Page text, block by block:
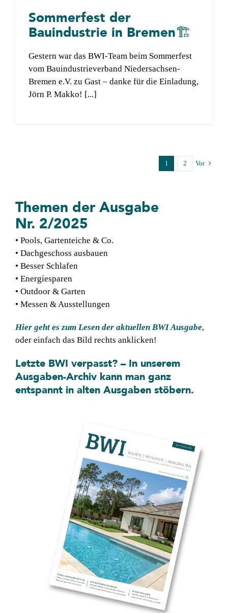
Sommerfest der
Bauindustrie in Bremen🏗️
Gestern war das BWI-Team beim Sommerfest
vom Bauindustrieverband Niedersachsen-
Bremen e.V. zu Gast – danke für die Einladung,
Jörn P. Makko! [...]
1 2 Vor
Themen der Ausgabe
Nr. 2/2025
• Pools, Gartenteiche & Co.
• Dachgeschoss ausbauen
• Besser Schlafen
• Energiesparen
• Outdoor & Garten
• Messen & Ausstellungen
Hier geht es zum Lesen der aktuellen BWI Ausgabe,
oder einfach das Bild rechts anklicken!
Letzte BWI verpasst? – In unserem
Ausgaben-Archiv kann man ganz
entspannt in alten Ausgaben stöbern.